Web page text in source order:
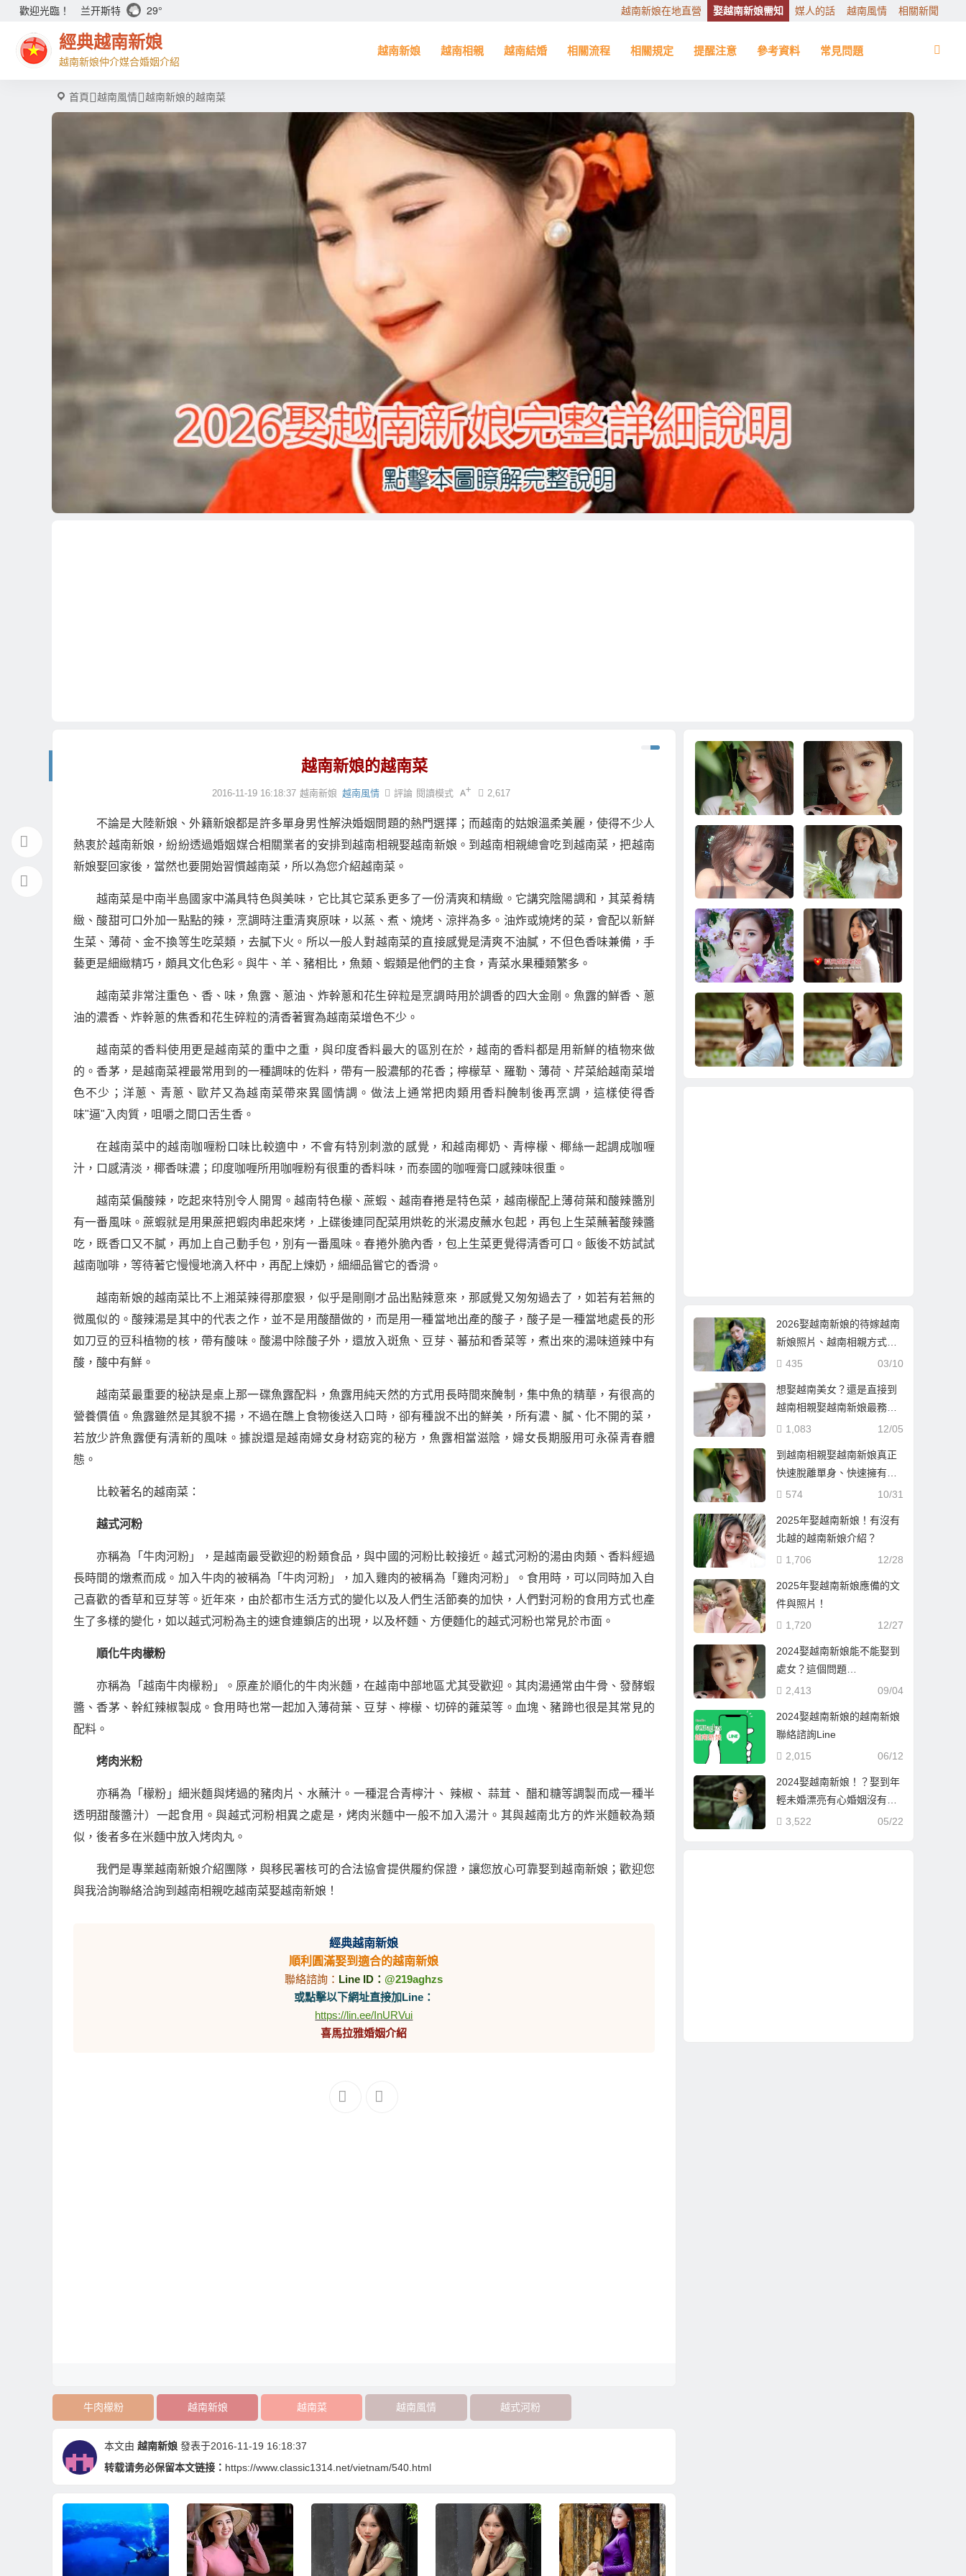
歡迎光臨！ 兰开斯特 29° 越南新娘在地直營 娶越南新娘需知 媒人的話 越南風情 相關新聞
經典越南新娘
越南新娘仲介媒合婚姻介紹
越南新娘 越南相親 越南結婚 相關流程 相關規定 提醒注意 參考資料 常見問題
首頁 越南風情 越南新娘的越南菜
越南新娘的越南菜
2016-11-19 16:18:37 越南新娘 越南風情 評論 2,617
閱讀模式
不論是大陸新娘、外籍新娘都是許多單身男性解決婚姻問題的熱門選擇；而越南的姑娘溫柔美麗，使得不少人
熱衷於越南新娘，紛紛透過婚姻媒合相關業者的安排到越南相親娶越南新娘。到越南相親總會吃到越南菜，把越南
新娘娶回家後，當然也要開始習慣越南菜，所以為您介紹越南菜。
越南菜是中南半島國家中滿具特色與美味，它比其它菜系更多了一份清爽和精緻。它講究陰陽調和，其菜肴精
緻、酸甜可口外加一點點的辣，烹調時注重清爽原味，以蒸、煮、燒烤、涼拌為多。油炸或燒烤的菜，會配以新鮮
生菜、薄荷、金不換等生吃菜類，去膩下火。所以一般人對越南菜的直接感覺是清爽不油膩，不但色香味兼備，手
藝更是細緻精巧，頗具文化色彩。與牛、羊、豬相比，魚類、蝦類是他們的主食，青菜水果種類繁多。
越南菜非常注重色、香、味，魚露、蔥油、炸幹蔥和花生碎粒是烹調時用於調香的四大金剛。魚露的鮮香、蔥
油的濃香、炸幹蔥的焦香和花生碎粒的清香著實為越南菜增色不少。
越南菜的香料使用更是越南菜的重中之重，與印度香料最大的區別在於，越南的香料都是用新鮮的植物來做
的。香茅，是越南菜裡最常用到的一種調味的佐料，帶有一股濃郁的花香；檸檬草、羅勒、薄荷、芹菜給越南菜增
色不少；洋蔥、青蔥、歐芹又為越南菜帶來異國情調。做法上通常把肉類用香料醃制後再烹調，這樣使得香
味"逼"入肉質，咀嚼之間口舌生香。
在越南菜中的越南咖喱粉口味比較適中，不會有特別刺激的感覺，和越南椰奶、青檸檬、椰絲一起調成咖喱
汁，口感清淡，椰香味濃；印度咖喱所用咖喱粉有很重的香料味，而泰國的咖喱膏口感辣味很重。
越南菜偏酸辣，吃起來特別令人開胃。越南特色檬、蔗蝦、越南春捲是特色菜，越南檬配上薄荷葉和酸辣醬別
有一番風味。蔗蝦就是用果蔗把蝦肉串起來烤，上碟後連同配菜用烘乾的米湯皮蘸水包起，再包上生菜蘸著酸辣醬
吃，既香口又不膩，再加上自己動手包，別有一番風味。春捲外脆內香，包上生菜更覺得清香可口。飯後不妨試試
越南咖啡，等待著它慢慢地滴入杯中，再配上煉奶，細細品嘗它的香滑。
越南新娘的越南菜比不上湘菜辣得那麼狠，似乎是剛剛才品出點辣意來，那感覺又匆匆過去了，如若有若無的
微風似的。酸辣湯是其中的代表之作，並不是用酸醋做的，而是用一種當地出產的酸子，酸子是一種當地處長的形
如刀豆的豆科植物的核，帶有酸味。酸湯中除酸子外，還放入斑魚、豆芽、蕃茄和香菜等，煮出來的湯味道辣中有
酸，酸中有鮮。
越南菜最重要的秘訣是桌上那一碟魚露配料，魚露用純天然的方式用長時間來醃制，集中魚的精華，有很高的
營養價值。魚露雖然是其貌不揚，不過在醮上食物後送入口時，卻有種說不出的鮮美，所有濃、膩、化不開的菜，
若放少許魚露便有清新的風味。據說還是越南婦女身材窈窕的秘方，魚露相當滋陰，婦女長期服用可永葆青春體
態。
比較著名的越南菜：
越式河粉
亦稱為「牛肉河粉」，是越南最受歡迎的粉類食品，與中國的河粉比較接近。越式河粉的湯由肉類、香料經過
長時間的燉煮而成。加入牛肉的被稱為「牛肉河粉」，加入雞肉的被稱為「雞肉河粉」。食用時，可以同時加入自
己喜歡的香草和豆芽等。近年來，由於都市生活方式的變化以及人們生活節奏的加快，人們對河粉的食用方式也產
生了多樣的變化，如以越式河粉為主的速食連鎖店的出現，以及杯麵、方便麵化的越式河粉也常見於市面。
順化牛肉檬粉
亦稱為「越南牛肉檬粉」。原產於順化的牛肉米麵，在越南中部地區尤其受歡迎。其肉湯通常由牛骨、發酵蝦
醬、香茅、幹紅辣椒製成。食用時也常一起加入薄荷葉、豆芽、檸檬、切碎的蕹菜等。血塊、豬蹄也很是其常見的
配料。
烤肉米粉
亦稱為「檬粉」細米麵與烤過的豬肉片、水蘸汁。一種混合青檸汁、 辣椒、 蒜茸、 醋和糖等調製而成一種半
透明甜酸醬汁）一起食用。與越式河粉相異之處是，烤肉米麵中一般不加入湯汁。其與越南北方的炸米麵較為類
似，後者多在米麵中放入烤肉丸。
我們是專業越南新娘介紹團隊，與移民署核可的合法協會提供履約保證，讓您放心可靠娶到越南新娘；歡迎您
與我洽詢聯絡洽詢到越南相親吃越南菜娶越南新娘！
經典越南新娘
順利圓滿娶到適合的越南新娘
聯絡諮詢： Line ID：@219aghzs
或點擊以下網址直接加Line：
https://lin.ee/InURVui
喜馬拉雅婚姻介紹
牛肉檬粉 越南新娘 越南菜 越南風情 越式河粉
本文由 越南新娘 發表于2016-11-19 16:18:37
转载请务必保留本文链接： https://www.classic1314.net/vietnam/540.html
到越南相親娶越南新
娘真正快速脫離單
身、快速擁有婚姻家
2024娶越南新娘的兩
種方案
要省時省錢娶越南新
娘？還是就是娶個單
純漂亮未婚越南新
合約保障中途不加價3
1萬娶越南新娘
2023幫你介紹比較好
的越南新娘；圓滿順
利的娶個越南鄉下新
2023幫你娶到不會死
要錢、不會預謀要跑
掉的越南新娘！
2026娶越南新娘的待嫁越南
新娘照片、越南相親方式與
流程
03/10
435
想娶越南美女？還是直接到
越南相親娶越南新娘最務
實！
12/05
1,083
到越南相親娶越南新娘真正
快速脫離單身、快速擁有婚
姻家庭！
10/31
574
2025年娶越南新娘！有沒有
北越的越南新娘介紹？
12/28
1,706
2025年娶越南新娘應備的文
件與照片！
12/27
1,720
2024娶越南新娘能不能娶到
處女？這個問題…
09/04
2,413
2024娶越南新娘的越南新娘
聯絡諮詢Line
06/12
2,015
2024娶越南新娘！？娶到年
輕未婚漂亮有心婚姻沒有其
他企圖越南新娘的方式！05/22
3,522